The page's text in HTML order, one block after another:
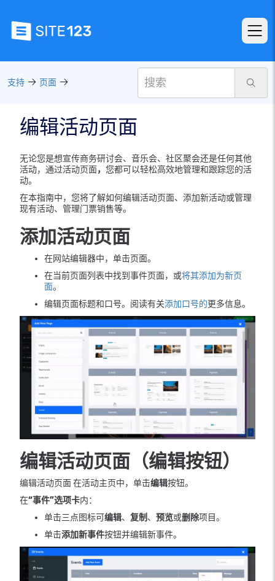
支持 页面
编辑活动页面
无论您是想宣传商务研讨会、音乐会、社区聚会还是任何其他
活动，通过活动页面， 您都可以轻松高效地管理和跟踪您的活
动。
在本指南中，您将了解如何编辑活动页面、添加新活动或管理
现有活动、管理门票销售等。
添加活动页面
在网站编辑器中，单击页面。
在当前页面列表中找到事件页面，或将其添加为新页
面。
编辑页面标题和口号。阅读有关添加口号的更多信息。
编辑活动页面（编辑按钮）
编辑活动页面 在活动主页中，单击编辑按钮。
在“事件”选项卡内：
单击三点图标可编辑、 复制 、 预览或删除项目。
单击添加新事件按钮并编辑新事件。